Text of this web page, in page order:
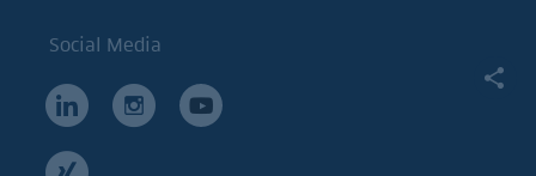
Social Media